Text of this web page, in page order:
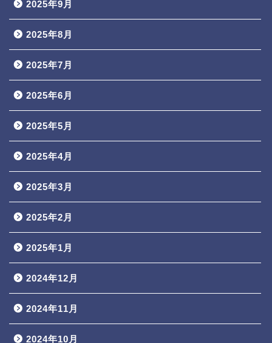
2025年9月
2025年8月
2025年7月
2025年6月
2025年5月
2025年4月
2025年3月
2025年2月
2025年1月
2024年12月
2024年11月
2024年10月